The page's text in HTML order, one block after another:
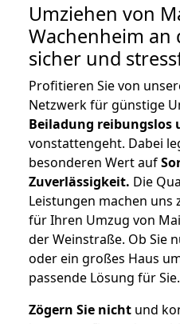
Umziehen von
Wachenheim an
sicher und
Profitieren Sie von
Netzwerk für günstige
Beiladung reibungslos
vonstattengeht. Dabei
besonderen Wert auf
Zuverlässigkeit. Die
Leistungen machen uns
für Ihren Umzug von
der Weinstraße. Ob Sie
oder ein großes Haus
passende Lösung für Sie.
Zögern Sie nicht und